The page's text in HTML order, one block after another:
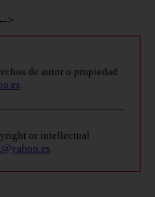
>
de autor o propiedad
or intellectual